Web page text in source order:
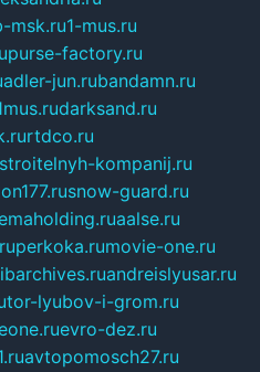
msk.ru1-mus.ru
purse-factory.ru
adler-jun.rubandamn.ru
darksand.ru
rtdco.ru
kompanij.ru
snow-guard.ru
aalse.ru
perkoka.rumovie-one.ru
andreislyusar.ru
tor-lyubov-i-grom.ru
evro-dez.ru
avtopomosch27.ru